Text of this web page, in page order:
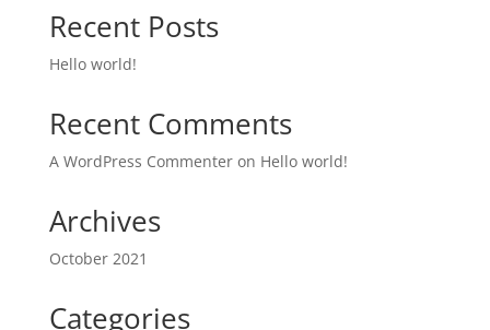
Recent Posts
Hello world!
Recent Comments
A WordPress Commenteron Hello world!
Archives
October 2021
Categories